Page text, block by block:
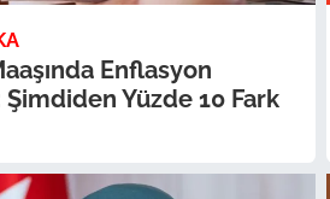
Enflasyon
Şimdiden Yüzde 10 Fark